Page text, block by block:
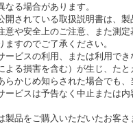
なる場合があります。
開されている取扱説明書は、
意や安全上のご注意、また測
ますのでご了承ください。
ービスの利用、または利用で
よる損害を含む）が生じ、た
らかじめ知らされた場合でも
ービスは予告なく中止または
製品をご購入いただいたお客